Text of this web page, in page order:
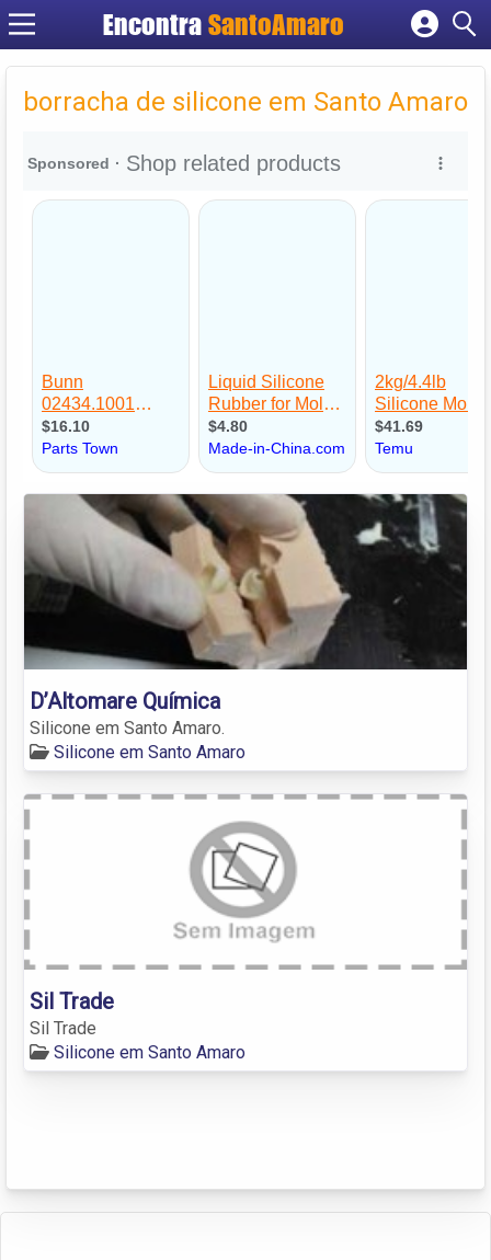
Encontra SantoAmaro
Cadastrar empresa
Criar conta
borracha de silicone em Santo Amaro
D’Altomare Química
Silicone em Santo Amaro.
Silicone em Santo Amaro
Sil Trade
Sil Trade
Silicone em Santo Amaro